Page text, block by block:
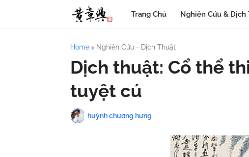
Trang Chủ Nghiên Cứu & Dịch
Home Nghiên Cứu - Dịch Thuật
Dịch thuật: Cổ thể
tuyệt cú
huỳnh chương hưng